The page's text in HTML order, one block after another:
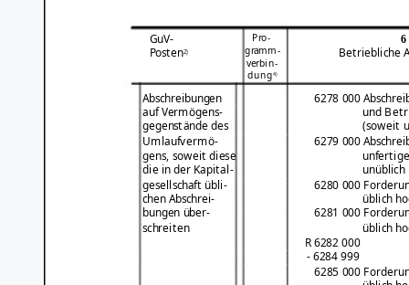
GuV- Pro- 6
gramm-
Posten2) Betriebliche
verbin-
dung4)
Abschreibungen
6278 000
auf Vermögens-
und
gegenstände des
(soweit
Umlaufvermö-
6279 000
gens, soweit diese
die in der Kapital-
unüblich
gesellschaft übli-
6280 000
chen Abschrei-
üblich
bungen über-
6281 000
schreiten
üblich
R 6282 000
- 6284 999
6285 000